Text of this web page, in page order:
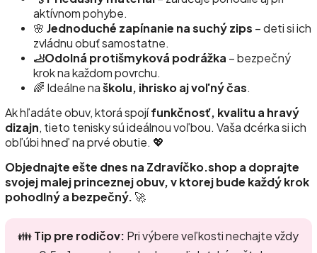
aktívnom pohybe.
🌸 Jednoduché zapínanie na suchý zips – deti si ich
zvládnu obuť samostatne.
🦶Odolná protišmyková podrážka – bezpečný
krok na každom povrchu.
🌈 Ideálne naškolu, ihrisko aj voľný čas.
Ak hľadáte obuv, ktorá spojífunkčnosť, kvalitu a hravý
dizajn, tieto tenisky sú ideálnou voľbou. Vaša dcérka si ich
obľúbi hneď na prvé obutie. 💖
Objednajte ešte dnes na Zdravíčko.shop a doprajte
svojej malej princeznej obuv, v ktorej bude každý krok
pohodlný a bezpečný. 🚀
👪Tip pre rodičov: Pri výbere veľkosti nechajte vždy